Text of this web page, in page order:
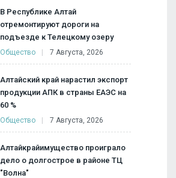
В Республике Алтай
отремонтируют дороги на
подъезде к Телецкому озеру
Общество 7 Августа, 2026
Алтайский край нарастил экспорт
продукции АПК в страны ЕАЭС на
60 %
Общество 7 Августа, 2026
Алтайкрайимущество проиграло
дело о долгострое в районе ТЦ
"Волна"